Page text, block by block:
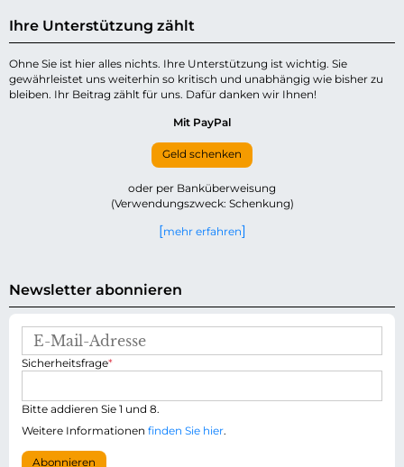
Ihre Unterstützung zählt
Ohne Sie ist hier alles nichts. Ihre Unterstützung ist wichtig. Sie
gewährleistet uns weiterhin so kritisch und unabhängig wie bisher zu
bleiben. Ihr Beitrag zählt für uns. Dafür danken wir Ihnen!
Mit PayPal
Geld schenken
oder per Banküberweisung
(Verwendungszweck: Schenkung)
mehr erfahren
Newsletter abonnieren
M
l
-
d
P
i
h
t
Sicherheitsfrage*
Bitte addieren Sie 1 und 8.
Weitere Informationen finden Sie hier.
Abonnieren